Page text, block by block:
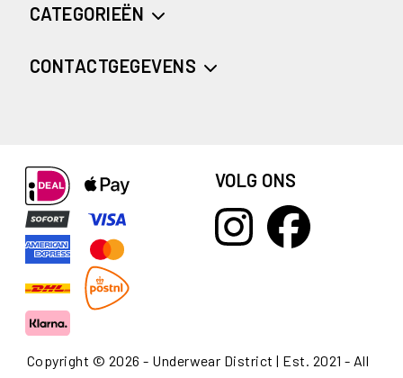
CATEGORIEËN
CONTACTGEGEVENS
VOLG ONS
Copyright © 2026 - Underwear District | Est. 2021 - All